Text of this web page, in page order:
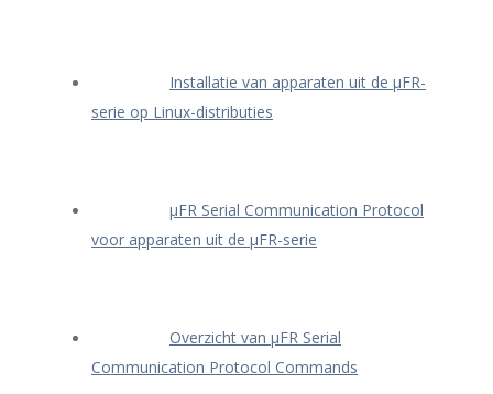
Installatie van apparaten uit de μFR-
serie op Linux-distributies
μFR Serial Communication Protocol
voor apparaten uit de μFR-serie
Overzicht van μFR Serial
Communication Protocol Commands